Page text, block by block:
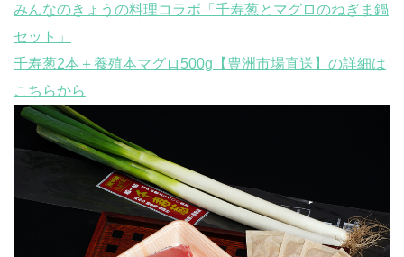
みんなのきょうの料理コラボ「千寿葱とマグロのねぎま鍋
セット」
千寿葱2本＋養殖本マグロ500g【豊洲市場直送】の詳細は
こちらから